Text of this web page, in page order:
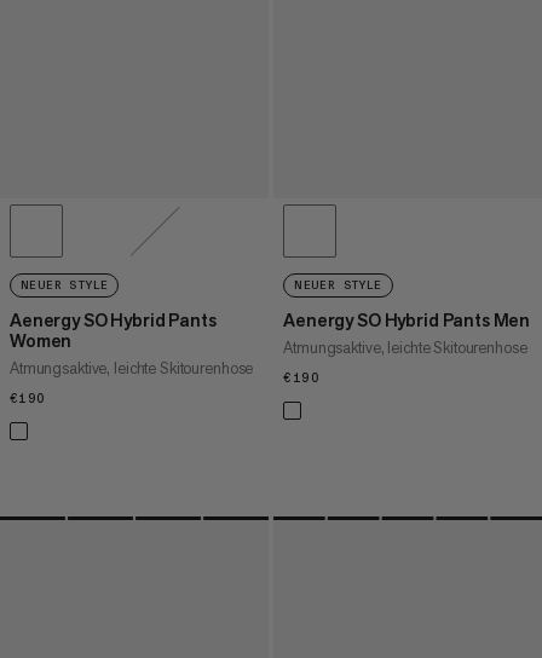
NEUER STYLE
Aenergy SO Hybrid Pants
Women
Atmungsaktive, leichte Skitourenhose
€190
NEUER STYLE
Aenergy SO Hybrid Pants Men
Atmungsaktive, leichte Skitourenhose
€190